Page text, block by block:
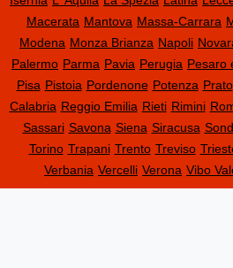
Macerata Mantova Massa-Carrara
Modena Monza Brianza Napoli
Palermo Parma Pavia Perugia Pesaro
Pisa Pistoia Pordenone Potenza Prato
Calabria Reggio Emilia Rieti Rimini
Sassari Savona Siena Siracusa
Torino Trapani Trento Treviso
Verbania Vercelli Verona Vibo